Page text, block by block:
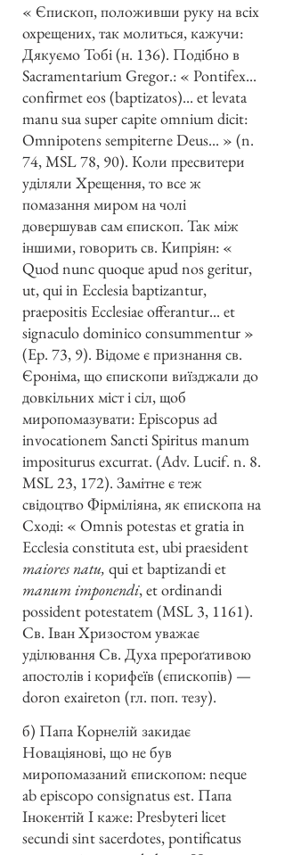
« Єпископ, положивши руку на всіх
охрещених, так молиться, кажучи:
Дякуємо Тобі (н. 136). Подібно в
Sacramentarium Gregor.: « Pontifex...
confirmet eos (baptizatos)... et levata
manu sua super capite omnium dicit:
Omnipotens sempiterne Deus... » (n.
74, MSL 78, 90). Коли пресвитери
уділяли Хрещення, то все ж
помазання миром на чолі
довершував сам єпископ. Так між
іншими, говорить св. Кипріян: «
Quod nunc quoque apud nos geritur,
ut, qui in Ecclesia baptizantur,
praepositis Ecclesiae offerantur... et
signaculo dominico consummentur »
(Ep. 73, 9). Відоме є признання св.
Єроніма, що єпископи виїзджали до
довкільних міст і сіл, щоб
миропомазувати: Episcopus ad
invocationem Sancti Spiritus manum
impositurus excurrat. (Adv. Lucif. n. 8.
MSL 23, 172). Замітне є теж
свідоцтво Фірміліяна, як єпископа на
Сході: « Omnis potestas et gratia in
Ecclesia constituta est, ubi praesident
maiores natu, qui et baptizandi et
manum imponendi, et ordinandi
possident potestatem (MSL 3, 1161).
Св. Іван Хризостом уважає
уділювання Св. Духа прероґативою
апостолів і корифеїв (єпископів) —
doron exaireton (гл. поп. тезу).
б) Папа Корнелій закидає
Новаціянові, що не був
миропомазаний єпископом: neque
ab episcopo consignatus est. Папа
Інокентій І каже: Presbyteri licet
secundi sint sacerdotes, pontificatus